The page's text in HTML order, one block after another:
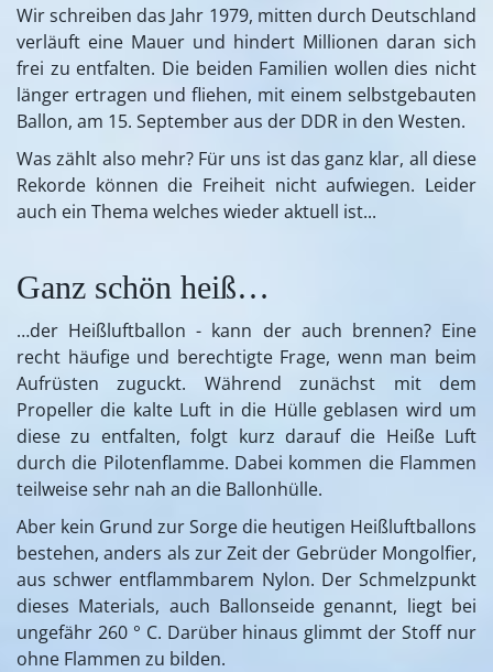
Wir schreiben das Jahr 1979, mitten durch Deutschland
verläuft eine Mauer und hindert Millionen daran sich
frei zu entfalten. Die beiden Familien wollen dies nicht
länger ertragen und fliehen, mit einem selbstgebauten
Ballon, am 15. September aus der DDR in den Westen.
Was zählt also mehr? Für uns ist das ganz klar, all diese
Rekorde können die Freiheit nicht aufwiegen. Leider
auch ein Thema welches wieder aktuell ist...
Ganz schön heiß…
…der Heißluftballon - kann der auch brennen? Eine
recht häufige und berechtigte Frage, wenn man beim
Aufrüsten zuguckt. Während zunächst mit dem
Propeller die kalte Luft in die Hülle geblasen wird um
diese zu entfalten, folgt kurz darauf die Heiße Luft
durch die Pilotenflamme. Dabei kommen die Flammen
teilweise sehr nah an die Ballonhülle.
Aber kein Grund zur Sorge die heutigen Heißluftballons
bestehen, anders als zur Zeit der Gebrüder Mongolfier,
aus schwer entflammbarem Nylon. Der Schmelzpunkt
dieses Materials, auch Ballonseide genannt, liegt bei
ungefähr 260 ° C. Darüber hinaus glimmt der Stoff nur
ohne Flammen zu bilden.